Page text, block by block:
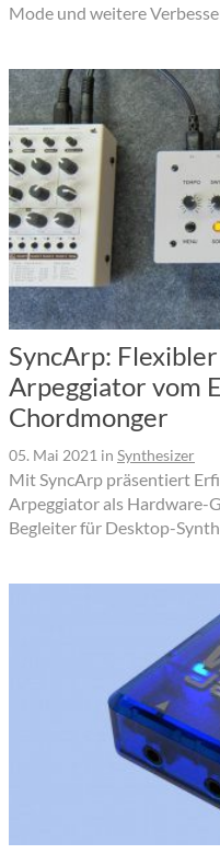
Mode und weitere
SyncArp:
Arpeggiator vom
Chordmonger
05. Mai 2021 in Synthesizer
Mit SyncArp präsentiert
Arpeggiator als Hardware-
Begleiter für Desktop-